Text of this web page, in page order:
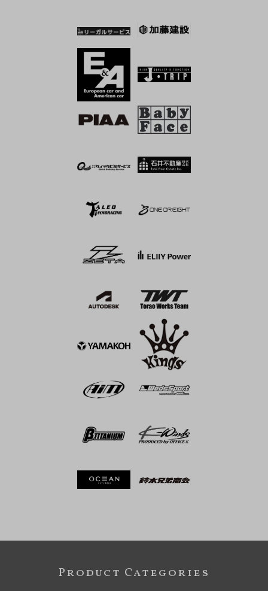
Product Categories